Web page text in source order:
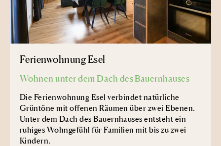
Ferienwohnung Esel
Wohnen unter dem Dach des Bauernhauses
Die Ferienwohnung Esel verbindet natürliche
Grüntöne mit offenen Räumen über zwei Ebenen.
Unter dem Dach des Bauernhauses entsteht ein
ruhiges Wohngefühl für Familien mit bis zu zwei
Kindern.